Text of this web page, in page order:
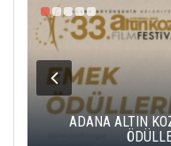
ADANA ALTIN